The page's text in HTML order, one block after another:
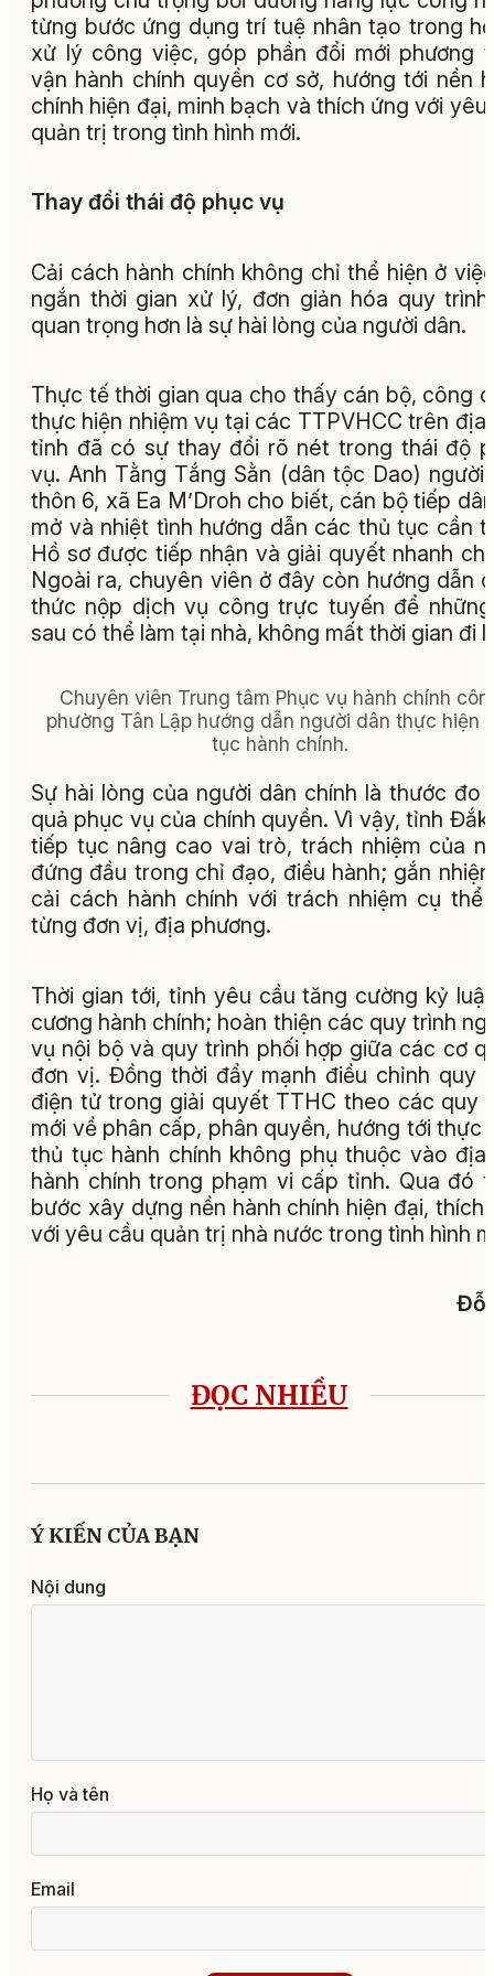
từng bước ứng dụng trí tuệ nhân tạo trong
xử lý công việc, góp phần đổi mới phương
vận hành chính quyền cơ sở, hướng tới nền
chính hiện đại, minh bạch và thích ứng với yêu
quản trị trong tình hình mới.
Thay đổi thái độ phục vụ
Cải cách hành chính không chỉ thể hiện ở
ngắn thời gian xử lý, đơn giản hóa quy
quan trọng hơn là sự hài lòng của người dân.
Thực tế thời gian qua cho thấy cán bộ, công
thực hiện nhiệm vụ tại các TTPVHCC trên địa
tỉnh đã có sự thay đổi rõ nét trong thái độ
vụ. Anh Tằng Tắng Sằn (dân tộc Dao) người
thôn 6, xã Ea M’Droh cho biết, cán bộ tiếp
mở và nhiệt tình hướng dẫn các thủ tục cần
Hồ sơ được tiếp nhận và giải quyết nhanh
Ngoài ra, chuyên viên ở đây còn hướng dẫn
thức nộp dịch vụ công trực tuyến để
sau có thể làm tại nhà, không mất thời gian đi
Chuyên viên Trung tâm Phục vụ hành chính
phường Tân Lập hướng dẫn người dân thực hiện
tục hành chính.
Sự hài lòng của người dân chính là thước đo
quả phục vụ của chính quyền. Vì vậy, tỉnh Đắk
tiếp tục nâng cao vai trò, trách nhiệm của
đứng đầu trong chỉ đạo, điều hành; gắn
cải cách hành chính với trách nhiệm cụ thể
từng đơn vị, địa phương.
Thời gian tới, tỉnh yêu cầu tăng cường kỷ
cương hành chính; hoàn thiện các quy trình
vụ nội bộ và quy trình phối hợp giữa các cơ
đơn vị. Đồng thời đẩy mạnh điều chỉnh quy
điện tử trong giải quyết TTHC theo các quy
mới về phân cấp, phân quyền, hướng tới thực
thủ tục hành chính không phụ thuộc vào địa
hành chính trong phạm vi cấp tỉnh. Qua đó
bước xây dựng nền hành chính hiện đại, thích
với yêu cầu quản trị nhà nước trong tình hình
Đỗ
ĐỌC NHIỀU
Ý KIẾN CỦA BẠN
Nội dung
Họ và tên
Email